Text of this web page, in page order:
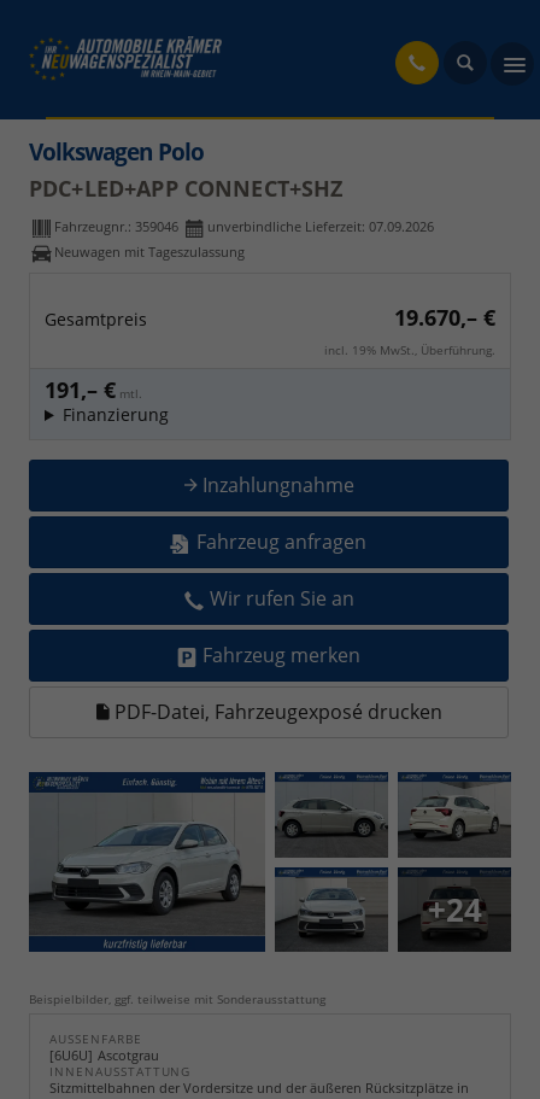
Volkswagen Polo
PDC+LED+APP CONNECT+SHZ
Fahrzeugnr.: 359046 unverbindliche Lieferzeit: 07.09.2026
Neuwagen mit Tageszulassung
Gesamtpreis 19.670,– €
incl. 19% MwSt., Überführung.
191,– € mtl.
Finanzierung
Inzahlungnahme
Fahrzeug anfragen
Wir rufen Sie an
Fahrzeug merken
PDF-Datei, Fahrzeugexposé drucken
+24
Beispielbilder, ggf. teilweise mit Sonderausstattung
AUSSENFARBE
6U6U Ascotgrau
INNENAUSSTATTUNG
Sitzmittelbahnen der Vordersitze und der äußeren Rücksitzplätze in